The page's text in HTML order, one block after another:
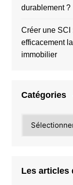
durablement ?
Créer une SCI
efficacement
immobilier
Catégories
Les articles